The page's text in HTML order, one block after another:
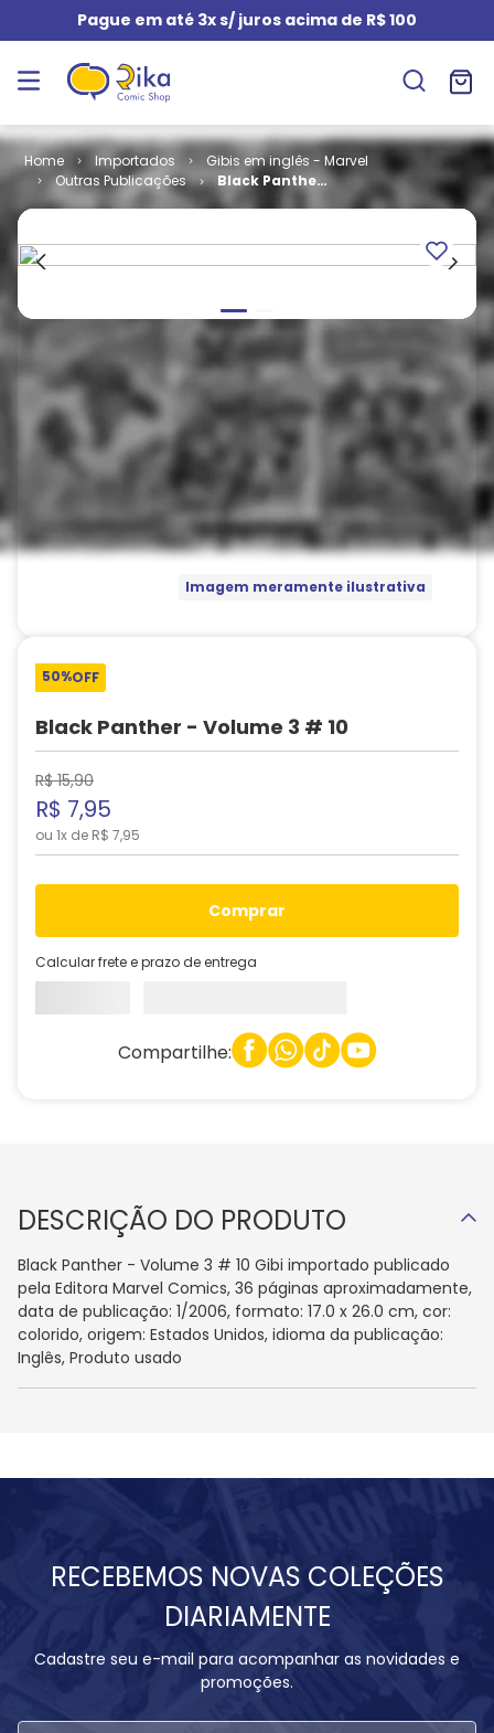
Pague em até 3x s/ juros acima de R$ 100
Importados
Gibis em inglês - Marvel
Outras Publicações
Black Panther
- Volume 3 #
Imagem meramente ilustrativa
50%OFF
Black Panther - Volume 3 # 10
R$ 15,90
R$ 7,95
ou 1x de R$ 7,95
comprar
Calcular frete e prazo de entrega
Compartilhe:
DESCRIÇÃO DO PRODUTO
Black Panther - Volume 3 # 10 Gibi importado publicado
pela Editora Marvel Comics, 36 páginas aproximadamente,
data de publicação: 1/2006, formato: 17.0 x 26.0 cm, cor:
colorido, origem: Estados Unidos, idioma da publicação:
Inglês, Produto usado
RECEBEMOS NOVAS COLEÇÕES
DIARIAMENTE
Cadastre seu e-mail para acompanhar as novidades e
promoções.